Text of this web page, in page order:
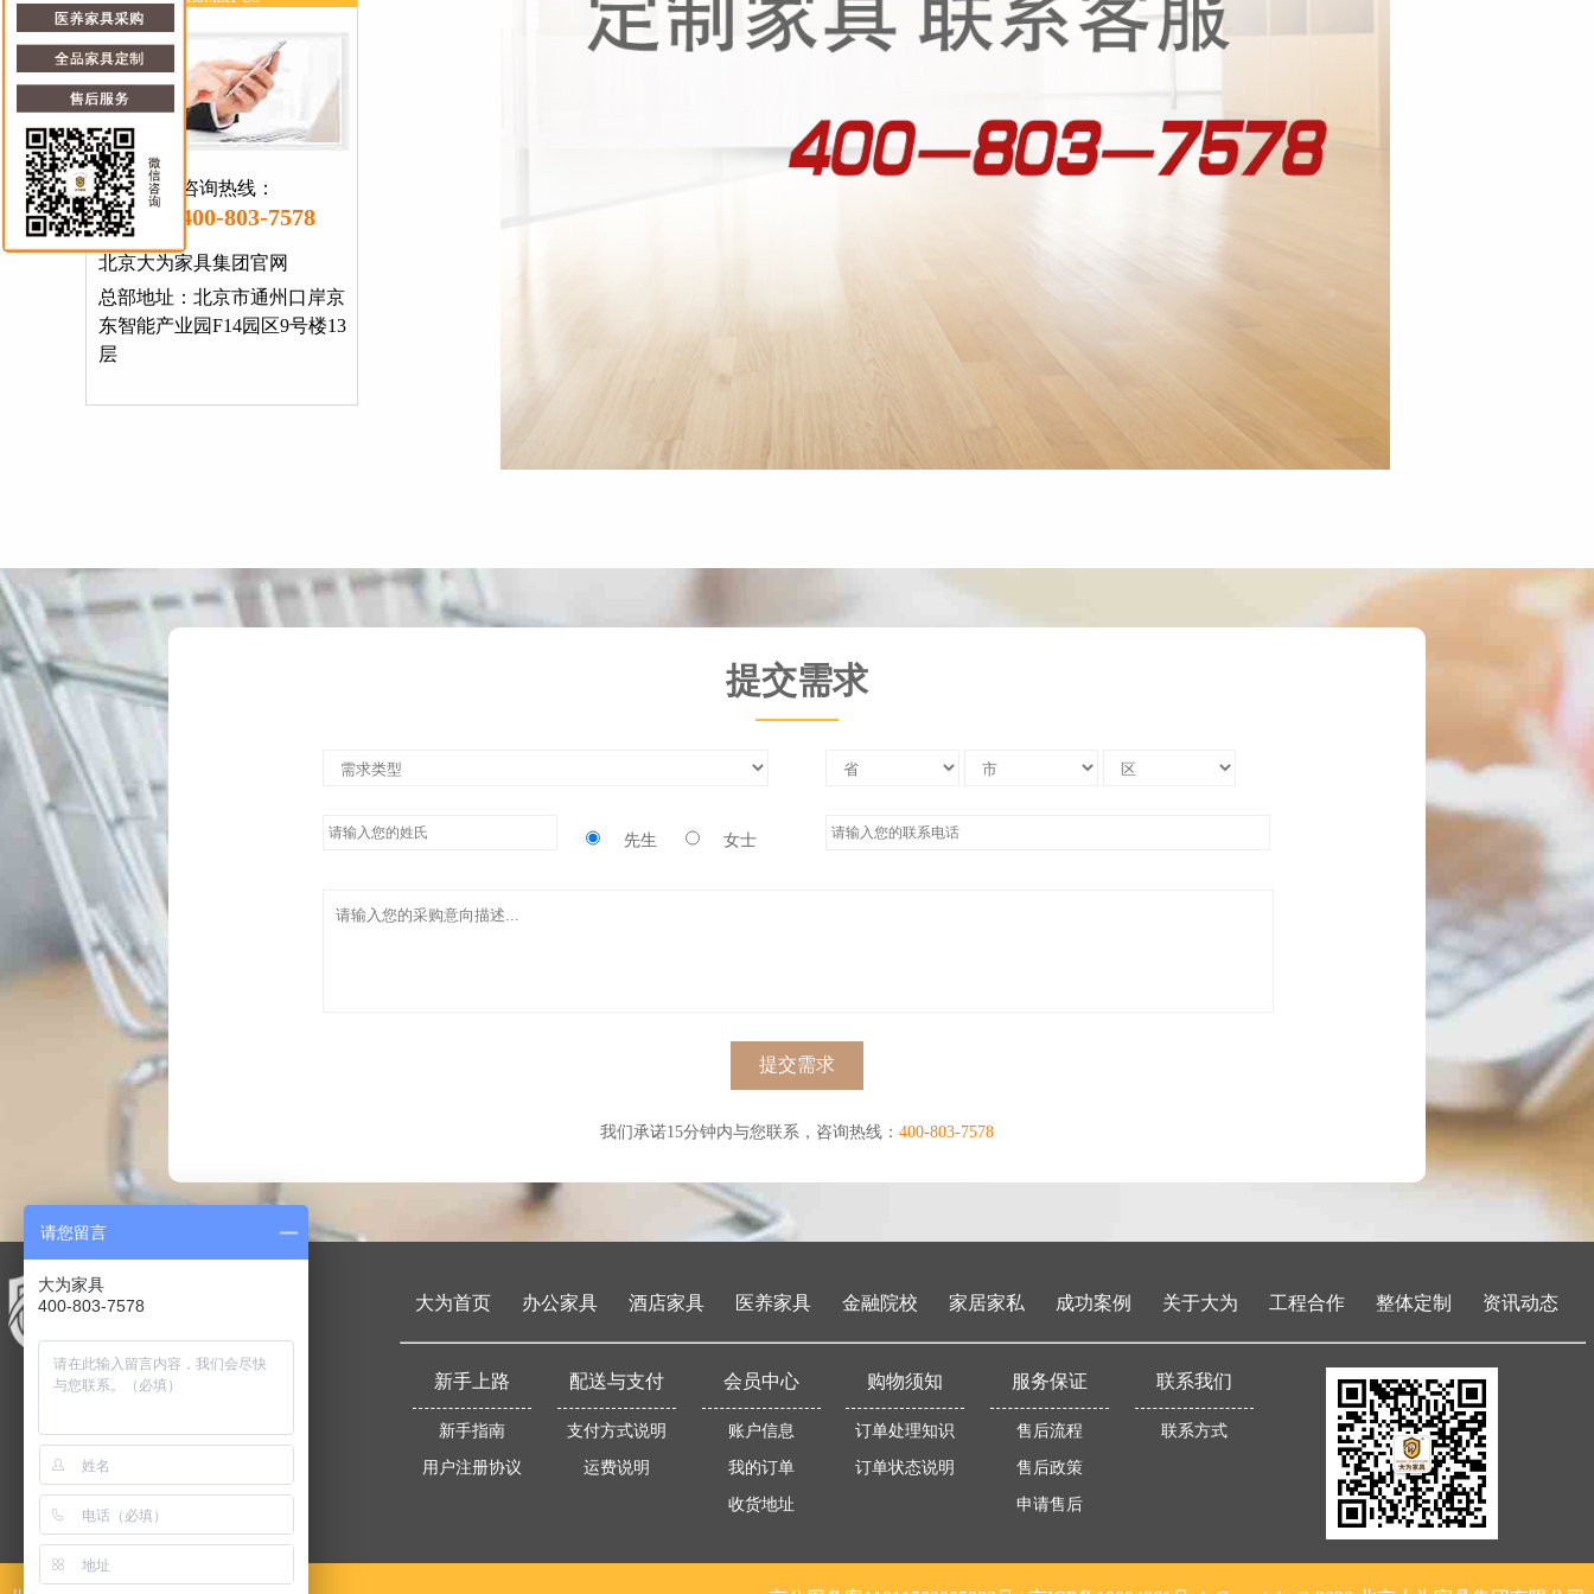
咨询热线：
400-803-7578
北京大为家具集团官网
总部地址：北京市通州口岸京
东智能产业园F14园区9号楼13
层
提交需求
先生 女士
提交需求
我们承诺15分钟内与您联系，咨询热线： 400-803-7578
大为首页 办公家具 酒店家具 医养家具 金融院校 家居家私 成功案例 关于大为 工程合作 整体定制 资讯动态
新手上路
新手指南
用户注册协议
配送与支付
支付方式说明
运费说明
会员中心
账户信息
我的订单
收货地址
购物须知
订单处理知识
订单状态说明
服务保证
售后流程
售后政策
申请售后
联系我们
联系方式
请您留言
大为家具
400-803-7578